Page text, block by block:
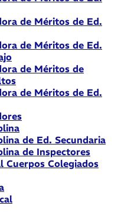
de Méritos de Ed.
de Méritos de Ed.
de Méritos de
de Méritos de Ed.
de Ed. Secundaria
de Inspectores
Cuerpos Colegiados